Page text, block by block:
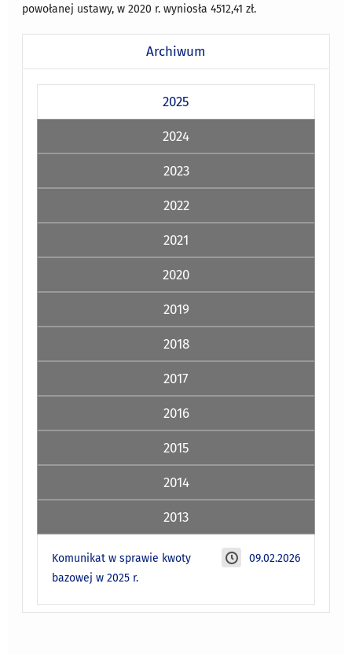
powołanej ustawy, w 2020 r. wyniosła 4512,41 zł.
Archiwum
2025
2024
2023
2022
2021
2020
2019
2018
2017
2016
2015
2014
2013
09.02.2026
Komunikat w sprawie kwoty
bazowej w 2025 r.